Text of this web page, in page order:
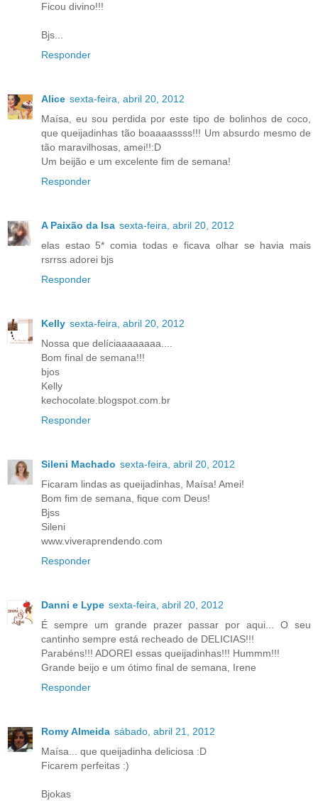
Ficou divino!!!
Bjs...
Responder
Alice sexta-feira, abril 20, 2012
Maísa, eu sou perdida por este tipo de bolinhos de coco,
que queijadinhas tão boaaaassss!!! Um absurdo mesmo de
tão maravilhosas, amei!!:D
Um beijão e um excelente fim de semana!
Responder
A Paixão da Isa sexta-feira, abril 20, 2012
elas estao 5* comia todas e ficava olhar se havia mais
rsrrss adorei bjs
Responder
Kelly sexta-feira, abril 20, 2012
Nossa que delíciaaaaaaaa....
Bom final de semana!!!
bjos
Kelly
kechocolate.blogspot.com.br
Responder
Sileni Machado sexta-feira, abril 20, 2012
Ficaram lindas as queijadinhas, Maísa! Amei!
Bom fim de semana, fique com Deus!
Bjss
Sileni
www.viveraprendendo.com
Responder
Danni e Lype sexta-feira, abril 20, 2012
É sempre um grande prazer passar por aqui... O seu
cantinho sempre está recheado de DELICIAS!!!
Parabéns!!! ADOREI essas queijadinhas!!! Hummm!!!
Grande beijo e um ótimo final de semana, Irene
Responder
Romy Almeida sábado, abril 21, 2012
Maísa... que queijadinha deliciosa :D
Ficarem perfeitas :)
Bjokas